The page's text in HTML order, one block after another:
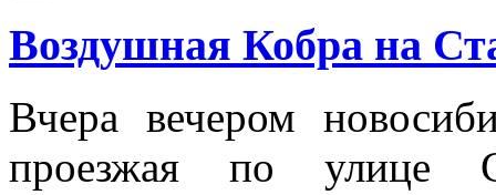
Воздушная Кобра на
Вчера вечером
проезжая по улице